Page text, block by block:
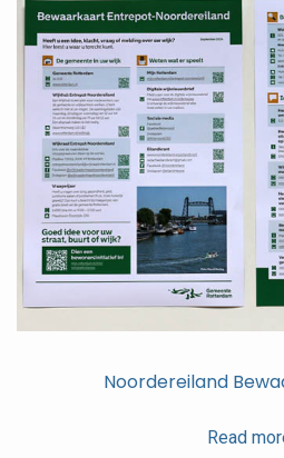
Noordereiland
Read